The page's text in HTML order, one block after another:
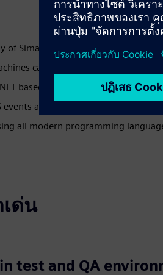
Simatic PCS 7
can be eliminated, decreasing
based client SDK
are stored in message broker
all modern programming
ด่น
test and QA